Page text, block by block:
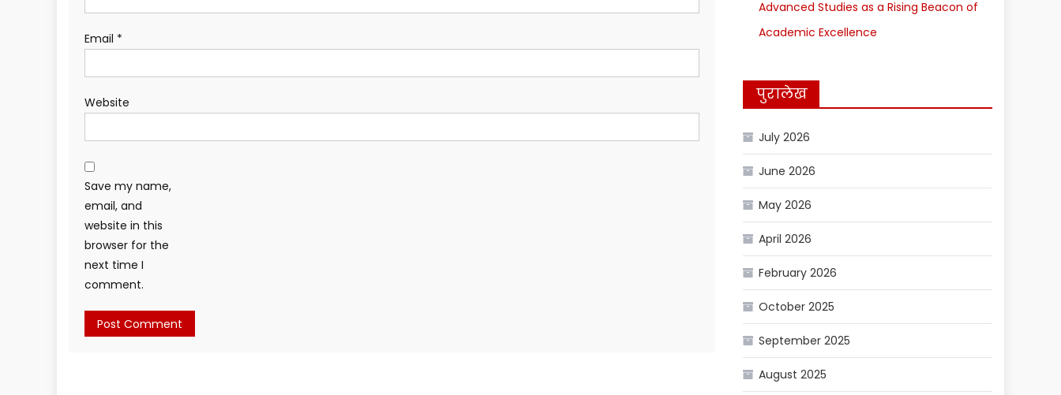
Email *
Website
Save my name,
email, and
website in this
browser for the
next time I
comment.
Advanced Studies as a Rising Beacon of
Academic Excellence
पुरालेख
July 2026
June 2026
May 2026
April 2026
February 2026
October 2025
September 2025
August 2025